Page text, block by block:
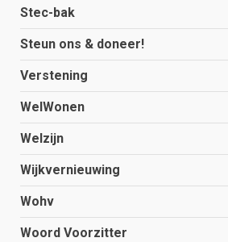
Stec-bak
Steun ons & doneer!
Verstening
WelWonen
Welzijn
Wijkvernieuwing
Wohv
Woord Voorzitter